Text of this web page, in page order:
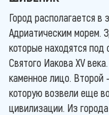
Город располагается в
Адриатическим морем.
которые находятся
Святого Иакова XV
каменное лицо. Второй
которую возвели еще
цивилизации. Из